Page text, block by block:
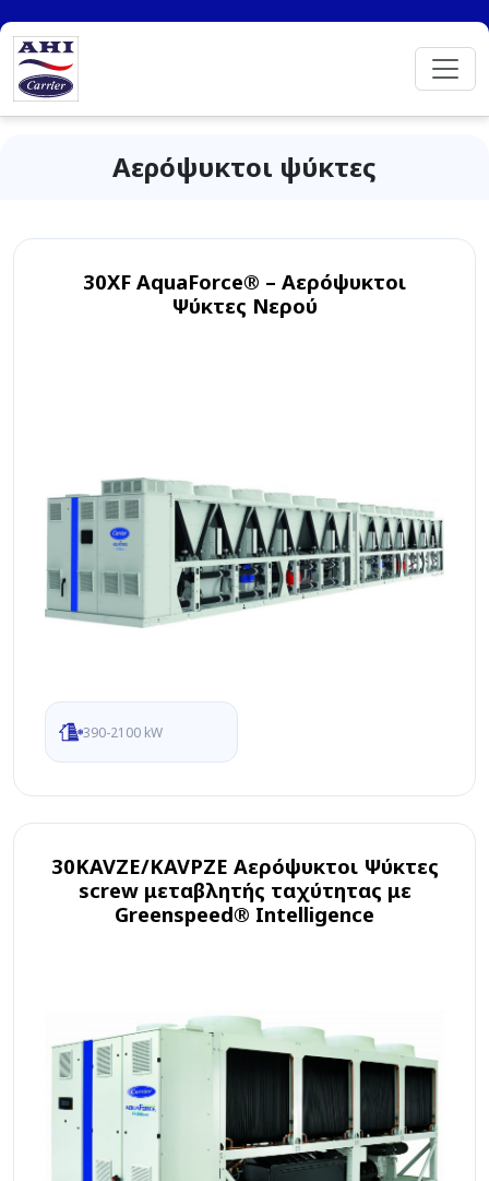
Αερόψυκτοι ψύκτες
30XF AquaForce® – Αερόψυκτοι
Ψύκτες Νερού
390-2100 kW
30KAVZE/KAVPZE Αερόψυκτοι Ψύκτες
screw μεταβλητής ταχύτητας με
Greenspeed® Intelligence